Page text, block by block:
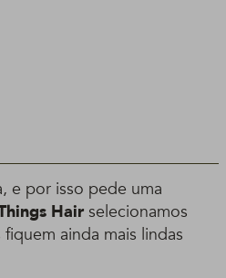
e por isso pede uma
Hair selecionamos
ainda mais lindas